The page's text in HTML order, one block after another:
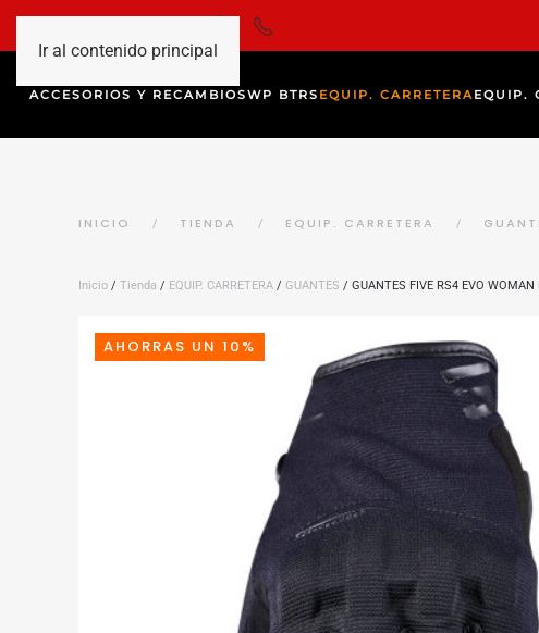
Ir al contenido principal
ACCESORIOS Y RECAMBIOSWP BTRS EQUIP. CARRETERA EQUIP.
INICIO TIENDA EQUIP. CARRETERA
Inicio / Tienda / EQUIP. CARRETERA / GUANTES / GUANTES FIVE RS4 EVO WOMAN
AHORRAS UN 10%